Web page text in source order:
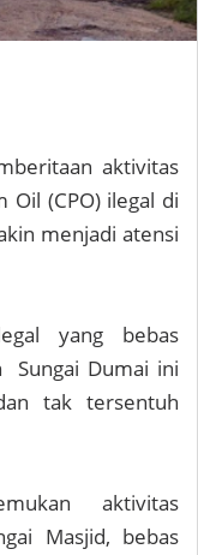
aktivitas
Oil (CPO) ilegal di
menjadi atensi
yang bebas
Sungai Dumai ini
tak tersentuh
aktivitas
Masjid, bebas